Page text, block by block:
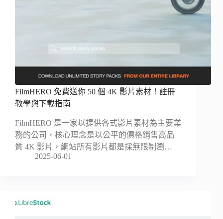
FilmHERO 免費送你 50 個 4K 影片素材！註冊
教學與下載指南
FilmHERO 是一家以提供各式影片素材為主要業
務的公司，核心理念是以公平的價格銷售高品
質 4K 影片，網站所有影片都是採無限制瀏…
2025-06-01